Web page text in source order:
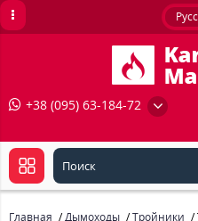
+38 (095) 63-184-72
Главная Дымоходы Тройники